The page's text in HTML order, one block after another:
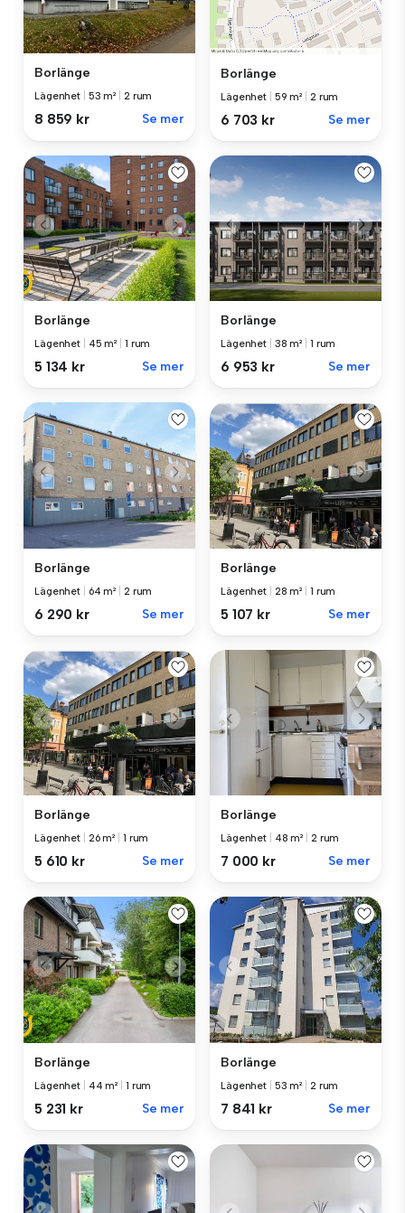
Borlänge
Lägenhet 53 m² 2 rum
8 859 kr Se mer
Borlänge
Lägenhet 59 m² 2 rum
6 703 kr Se mer
Borlänge
Lägenhet 45 m² 1 rum
5 134 kr Se mer
Borlänge
Lägenhet 38 m² 1 rum
6 953 kr Se mer
Borlänge
Lägenhet 64 m² 2 rum
6 290 kr Se mer
Borlänge
Lägenhet 28 m² 1 rum
5 107 kr Se mer
Borlänge
Lägenhet 26 m² 1 rum
5 610 kr Se mer
Borlänge
Lägenhet 48 m² 2 rum
7 000 kr Se mer
Borlänge
Lägenhet 44 m² 1 rum
5 231 kr Se mer
Borlänge
Lägenhet 53 m² 2 rum
7 841 kr Se mer